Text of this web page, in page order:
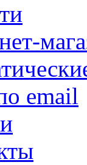
email